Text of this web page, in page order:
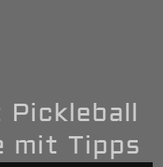
Pickleball
mit Tipps